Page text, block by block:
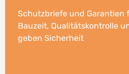
Schutzbriefe und Garantien
Bauzeit, Qualitätskontrolle
geben Sicherheit